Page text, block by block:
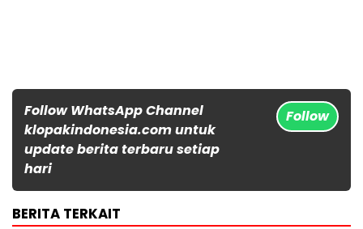
Follow WhatsApp Channel
klopakindonesia.com untuk
update berita terbaru setiap
hari
Follow
BERITA TERKAIT